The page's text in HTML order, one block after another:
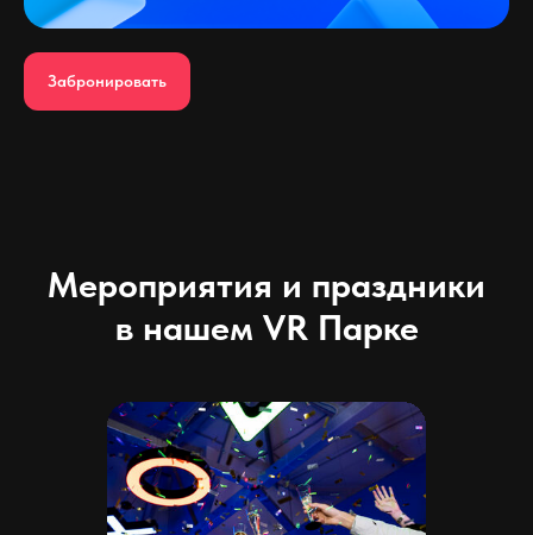
Забронировать
Мероприятия и праздники
в нашем VR Парке